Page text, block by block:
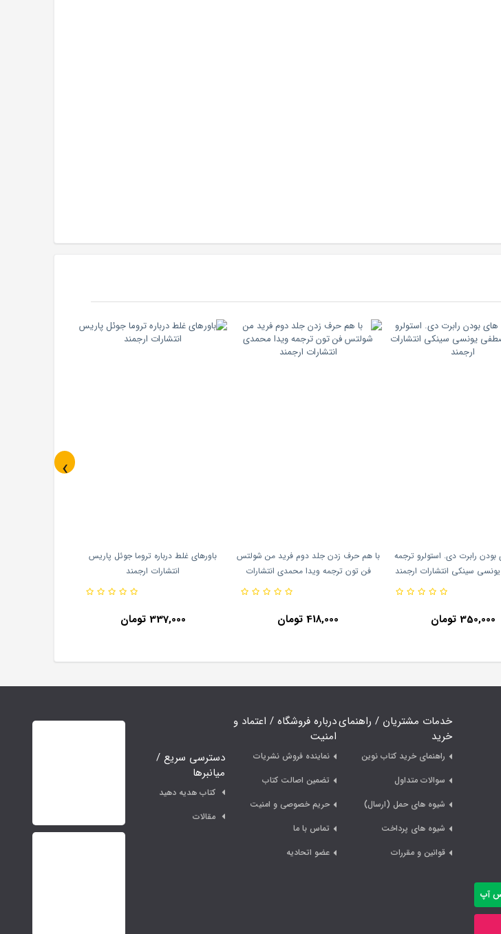
بودن رابرت دی. استولرو ترجمه
سینکی انتشارات ارجمند
350,000 تومان
با هم حرف زدن جلد دوم فرید من شولتس
فن تون ترجمه ویدا محمدی انتشارات
418,000 تومان
باورهای غلط درباره تروما جوئل پاریس
انتشارات ارجمند
337,000 تومان
‹
آپ
خدمات مشتریان / راهنمای
خرید
راهنمای خرید کتاب نوین
سوالات متداول
شیوه های حمل (ارسال)
شیوه های پرداخت
قوانین و مقررات
درباره فروشگاه / اعتماد و
امنیت
نماینده فروش نشریات
تضمین اصالت کتاب
حریم خصوصی و امنیت
تماس با ما
عضو اتحادیه
دسترسی سریع /
میانبرها
کتاب هدیه دهید
مقالات